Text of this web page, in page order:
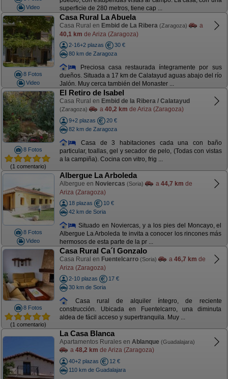
Video
superficie de 280 metros, tiene cap ...
8 Fotos
Video
Casa Rural La Abuela
Casa Rural en Embid de La Ribera (Zaragoza)
a
40,1 km de Ariza (Zaragoza)
2-16+2 plazas
30 €
80 km de Zaragoza
Preciosa casa restaurada íntegramente por sus
dueños. Situada a 17 km de Calatayud aguas abajo del río
Jalón. Muy cerca también del Monaster ...
8 Fotos
(1 comentario)
El Retiro de Isabel
Casa Rural en Embid de la Ribera / Calatayud
(Zaragoza) a 40,2 km de Ariza (Zaragoza)
9+2 plazas
20 €
82 km de Zaragoza
Casa de 3 habitaciones cada una con baño
particular, toallas, gel y secador de pelo, (Todas con vistas
a la campiña). Cocina con vitro, frig ...
8 Fotos
Video
Albergue La Arboleda
Albergue en Noviercas (Soria) a 44,7 km de
Ariza (Zaragoza)
18 plazas
10 €
42 km de Soria
Situado en Noviercas, y a los pies del Moncayo, el
Albergue La Arboleda te invita a conocer los rincones más
hermosos de esta parte de la pr ...
8 Fotos
(1 comentario)
Casa Rural Ca´l Gonzalo
Casa Rural en Fuentelcarro (Soria) a 46,7 km de
Ariza (Zaragoza)
2-10 plazas
17 €
30 km de Soria
Casa rural de alquiler íntegro, de reciente
construcción. Ubicada en Fuentelcarro, una diminuta
aldea de fácil acceso y supertranquila. Muy ...
La Casa Blanca
Apartamentos Rurales en Ablanque (Guadalajara)
a 48,2 km de Ariza (Zaragoza)
40+2 plazas
12 €
110 km de Guadalajara